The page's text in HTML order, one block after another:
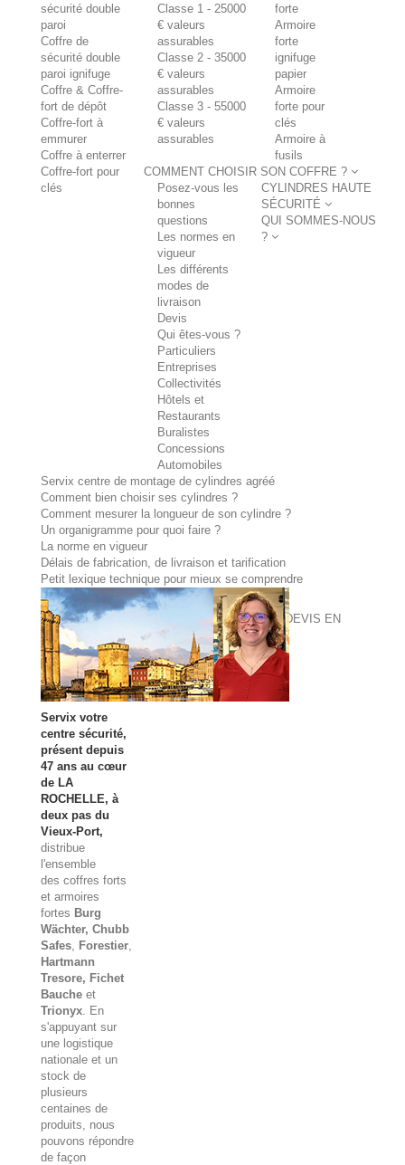
sécurité double
paroi
Coffre de
sécurité double
paroi ignifuge
Coffre & Coffre-
fort de dépôt
Coffre-fort à
emmurer
Coffre à enterrer
Coffre-fort pour
clés
Classe 1 - 25000
€ valeurs
assurables
Classe 2 - 35000
€ valeurs
assurables
Classe 3 - 55000
€ valeurs
assurables
forte
Armoire
forte
ignifuge
papier
Armoire
forte pour
clés
Armoire à
fusils
COMMENT CHOISIR SON COFFRE ?
Posez-vous les
bonnes
questions
Les normes en
vigueur
Les différents
modes de
livraison
Devis
Qui êtes-vous ?
Particuliers
Entreprises
Collectivités
Hôtels et
Restaurants
Buralistes
Concessions
Automobiles
CYLINDRES HAUTE
SÉCURITÉ
Servix centre de montage de cylindres agréé
Comment bien choisir ses cylindres ?
Comment mesurer la longueur de son cylindre ?
Un organigramme pour quoi faire ?
La norme en vigueur
Délais de fabrication, de livraison et tarification
Petit lexique technique pour mieux se comprendre
QUI SOMMES-NOUS
?
Servix votre
centre sécurité,
présent depuis
47 ans au cœur
de LA
ROCHELLE, à
deux pas du
Vieux-Port,
distribue
l'ensemble
des coffres forts
et armoires
fortes Burg
Wächter, Chubb
Safes, Forestier,
Hartmann
Tresore, Fichet
Bauche et
Trionyx. En
s'appuyant sur
une logistique
nationale et un
stock de
plusieurs
centaines de
produits, nous
pouvons répondre
de façon
DEVIS EN
LIGNE